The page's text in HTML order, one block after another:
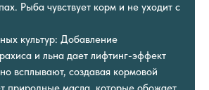
Рыба чувствует корм и не уходит с
культур: Добавление
и льна дает лифтинг-эффект
всплывают, создавая кормовой